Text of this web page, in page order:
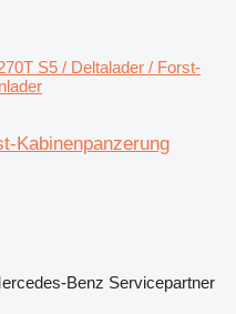
S5 / Deltalader / Forst-
Kabinenpanzerung
Benz Servicepartner